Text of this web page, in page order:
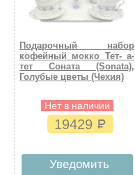
Подарочный набор
кофейный мокко Тет- а-
тет Соната (Sonata),
Голубые цветы (Чехия)
Нет в наличии
19429
Уведомить